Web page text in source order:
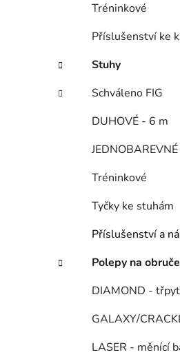
Tréninkové
Příslušenství ke
Stuhy
Schváleno FIG
DUHOVÉ - 6 m
Tréninkové
Tyčky ke stuhám
Příslušenství a
Polepy na
DIAMOND -
GALAXY/
LASER - měnící